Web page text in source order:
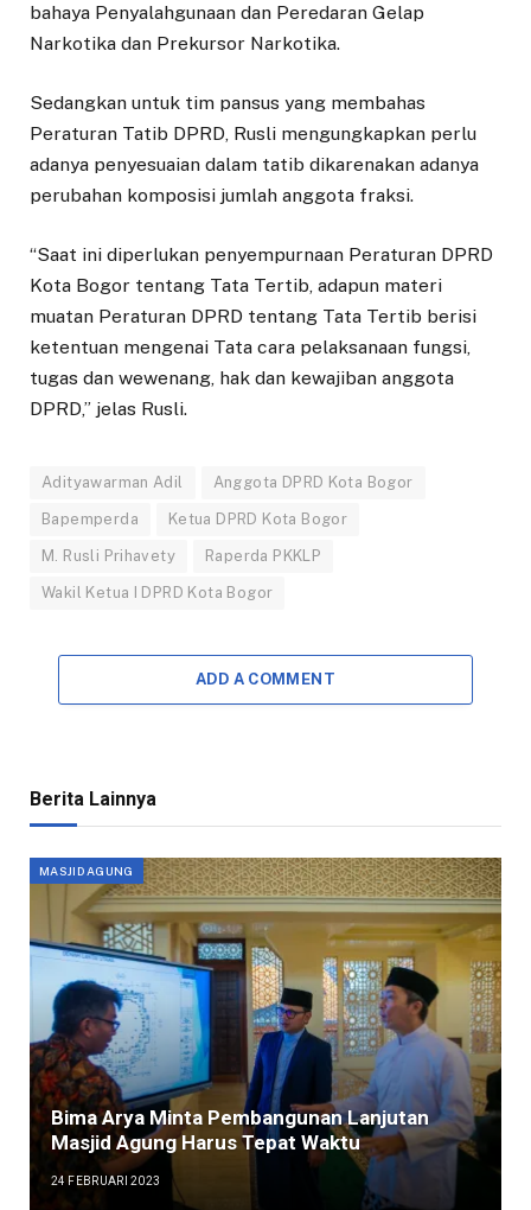
bahaya Penyalahgunaan dan Peredaran Gelap
Narkotika dan Prekursor Narkotika.
Sedangkan untuk tim pansus yang membahas
Peraturan Tatib DPRD, Rusli mengungkapkan perlu
adanya penyesuaian dalam tatib dikarenakan adanya
perubahan komposisi jumlah anggota fraksi.
“Saat ini diperlukan penyempurnaan Peraturan DPRD
Kota Bogor tentang Tata Tertib, adapun materi
muatan Peraturan DPRD tentang Tata Tertib berisi
ketentuan mengenai Tata cara pelaksanaan fungsi,
tugas dan wewenang, hak dan kewajiban anggota
DPRD,” jelas Rusli.
Adityawarman Adil Anggota DPRD Kota Bogor
Bapemperda Ketua DPRD Kota Bogor
M. Rusli Prihavety Raperda PKKLP
Wakil Ketua I DPRD Kota Bogor
ADD A COMMENT
Berita Lainnya
MASJID AGUNG
Bima Arya Minta Pembangunan Lanjutan
Masjid Agung Harus Tepat Waktu
24 FEBRUARI 2023